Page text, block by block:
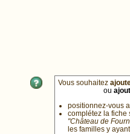
Vous souhaitez
ou
positionnez-vous
complétez la fiche
"Château de
les familles y